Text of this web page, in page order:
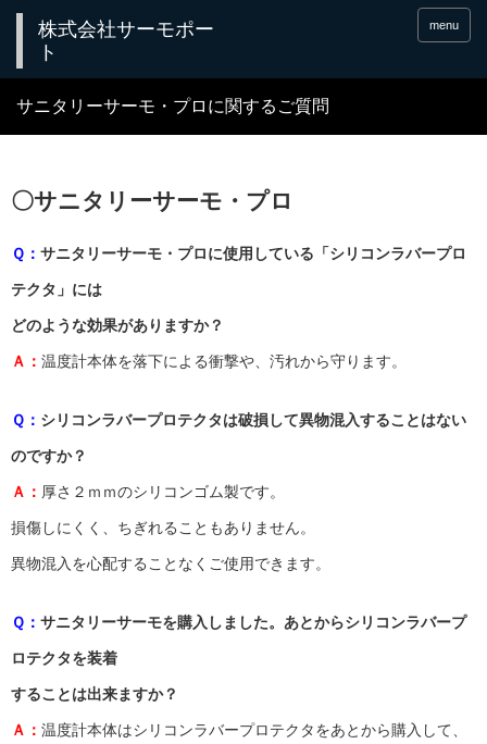
menu
サニタリーサーモ・プロに関するご質問
〇サニタリーサーモ・プロ
Ｑ： サニタリーサーモ・プロに使用している「シリコンラバープロ
テクタ」には
どのような効果がありますか？
Ａ： 温度計本体を落下による衝撃や、汚れから守ります。
Ｑ： シリコンラバープロテクタは破損して異物混入することはない
のですか？
Ａ： 厚さ２ｍｍのシリコンゴム製です。
損傷しにくく、ちぎれることもありません。
異物混入を心配することなくご使用できます。
Ｑ： サニタリーサーモを購入しました。あとからシリコンラバープ
ロテクタを装着
することは出来ますか？
Ａ： 温度計本体はシリコンラバープロテクタをあとから購入して、